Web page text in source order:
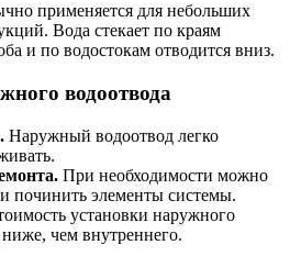
применяется для небольших
Вода стекает по краям
и по водостокам отводится вниз.
водоотвода
Наружный водоотвод легко
При необходимости можно
починить элементы системы.
установки наружного
чем внутреннего.